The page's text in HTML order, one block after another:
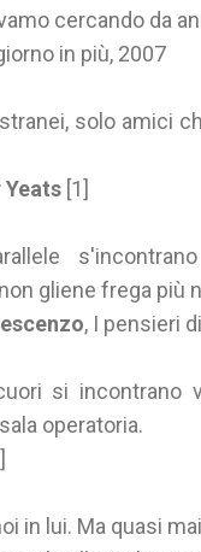
cercando da
in più, 2007
solo amici
[1]
gliene frega più
, I pensieri
si incontrano
operatoria.
in lui. Ma quasi